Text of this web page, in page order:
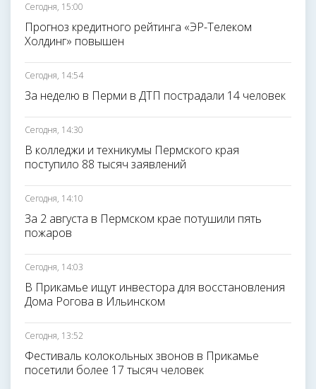
Сегодня, 15:00
Прогноз кредитного рейтинга «ЭР-Телеком
Холдинг» повышен
Сегодня, 14:54
За неделю в Перми в ДТП пострадали 14 человек
Сегодня, 14:30
В колледжи и техникумы Пермского края
поступило 88 тысяч заявлений
Сегодня, 14:10
За 2 августа в Пермском крае потушили пять
пожаров
Сегодня, 14:03
В Прикамье ищут инвестора для восстановления
Дома Рогова в Ильинском
Сегодня, 13:52
Фестиваль колокольных звонов в Прикамье
посетили более 17 тысяч человек